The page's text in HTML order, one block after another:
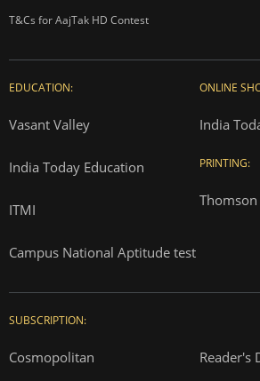
T&Cs for AajTak HD Contest
EDUCATION:
Vasant Valley
India Today Education
ITMI
Campus National Aptitude test
ONLINE
India
PRINTING:
Thomson
SUBSCRIPTION:
Cosmopolitan Reader's